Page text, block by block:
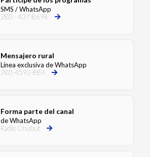
SMS / WhatsApp
280 - 437-8696
Mensajero rural
Línea exclusiva de WhatsApp
280-4592-884
Forma parte del canal
de WhatsApp
Radio Chubut